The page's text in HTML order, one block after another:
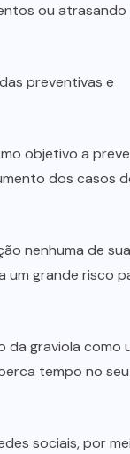
ou atrasando
preventivas e
objetivo a
dos casos
nenhuma de sua
grande risco
da graviola como
tempo no seu
sociais, por